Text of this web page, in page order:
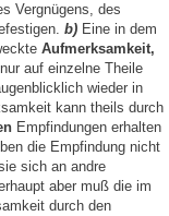
Vergnügens, des
b) Eine in dem
Aufmerksamkeit,
auf einzelne Theile
wieder in
kann theils durch
Empfindungen erhalten
die Empfindung nicht
sich an andre
aber muß die im
durch den